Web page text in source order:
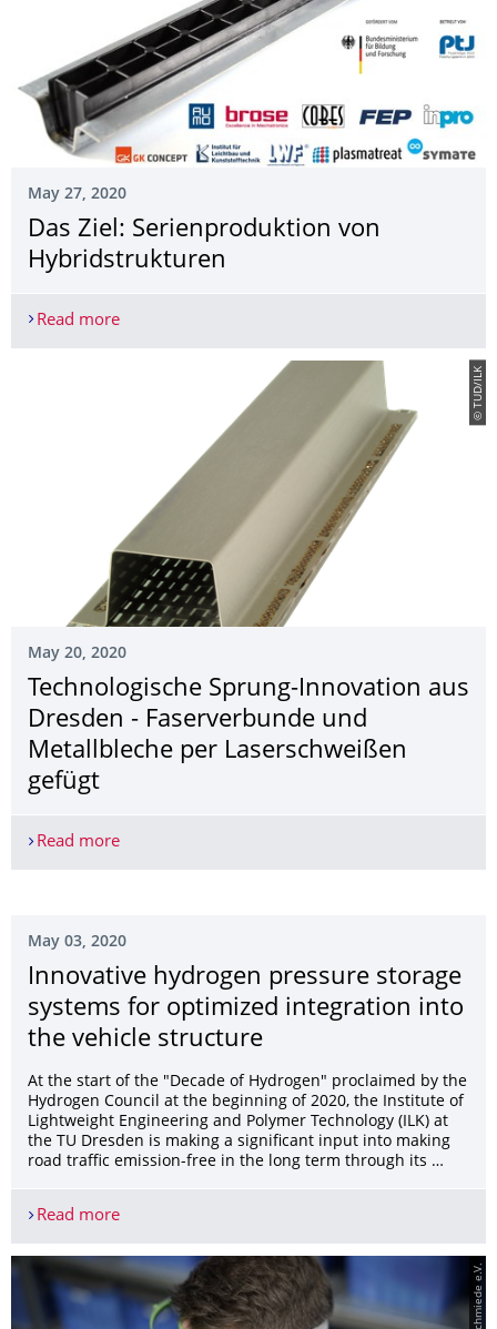
May 27, 2020
Das Ziel: Serienproduktion von
Hybridstrukturen
Read moreDas Ziel: Serienproduktion von Hybridstrukturen
© TUD/ILK
May 20, 2020
Technologische Sprung-Innovation aus
Dresden - Faserverbunde und
Metallbleche per Laserschweißen
gefügt
Read moreTechnologische Sprung-Innovation aus Dresden
May 03, 2020
Innovative hydrogen pressure storage
systems for optimized integration into
the vehicle structure
At the start of the "Decade of Hydrogen" proclaimed by the
Hydrogen Council at the beginning of 2020, the Institute of
Lightweight Engineering and Polymer Technology (ILK) at
the TU Dresden is making a significant input into making
road traffic emission-free in the long term through its …
Read moreInnovative hydrogen pressure storage systems